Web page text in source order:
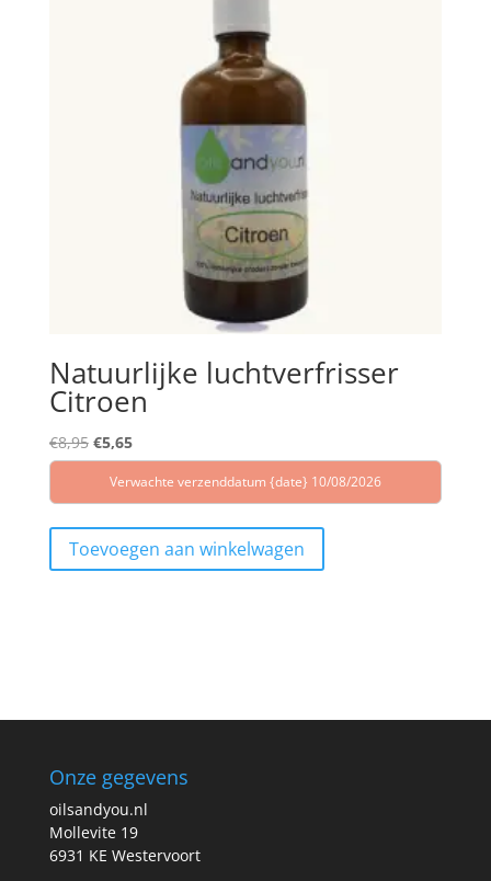
Natuurlijke luchtverfrisser
Citroen
€8,95 Oorspronkelijke
prijs
was:
€5,65Huidige
prijs
is:
Verwachte verzenddatum {date} 10/08/2026
Toevoegen aan winkelwagen
Onze gegevens
oilsandyou.nl
Mollevite 19
6931 KE Westervoort